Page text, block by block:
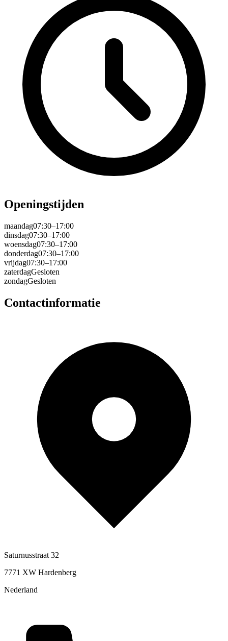
Openingstijden
maandag07:30–17:00
dinsdag07:30–17:00
woensdag07:30–17:00
donderdag07:30–17:00
vrijdag07:30–17:00
zaterdagGesloten
zondagGesloten
Contactinformatie
Saturnusstraat 32
7771 XW Hardenberg
Nederland